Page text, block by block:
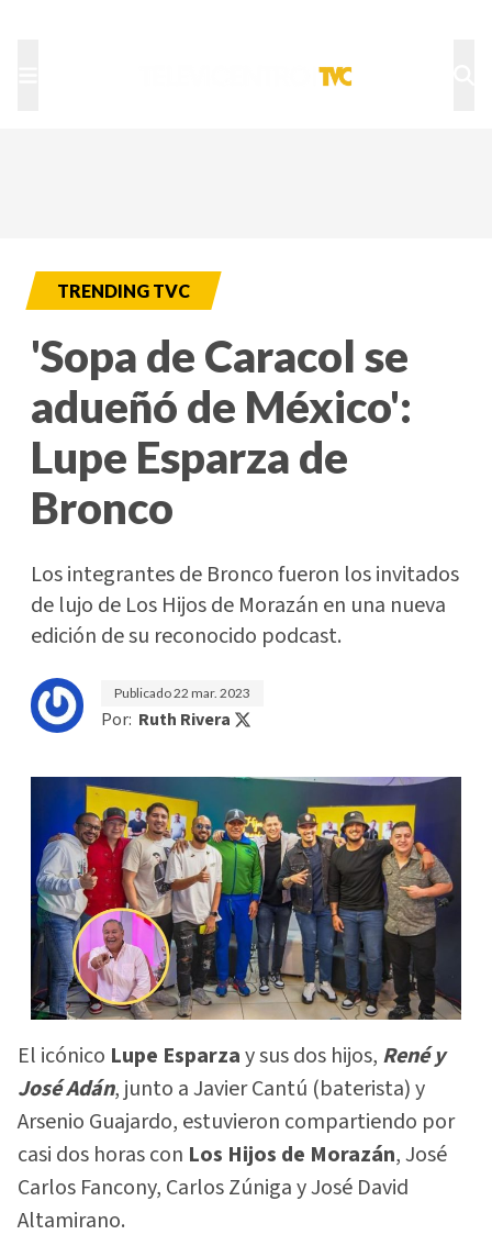
TRENDING TVC
'Sopa de Caracol se
adueñó de México':
Lupe Esparza de
Bronco
Los integrantes de Bronco fueron los invitados
de lujo de Los Hijos de Morazán en una nueva
edición de su reconocido podcast.
Publicado22 mar. 2023
Por: Ruth Rivera
El icónico Lupe Esparzay sus dos hijos, René y
José Adán, junto a Javier Cantú (baterista) y
Arsenio Guajardo, estuvieron compartiendo por
casi dos horas con Los Hijos de Morazán, José
Carlos Fancony, Carlos Zúniga y José David
Altamirano.